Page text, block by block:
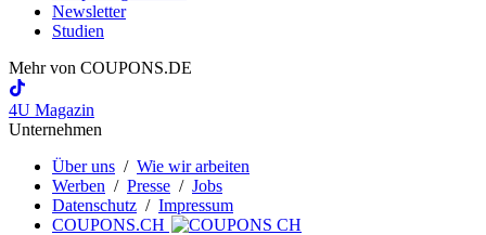
Newsletter
Studien
Mehr von COUPONS.DE
4U Magazin
Unternehmen
Über uns / Wie wir arbeiten
Werben / Presse / Jobs
Datenschutz / Impressum
COUPONS.CH